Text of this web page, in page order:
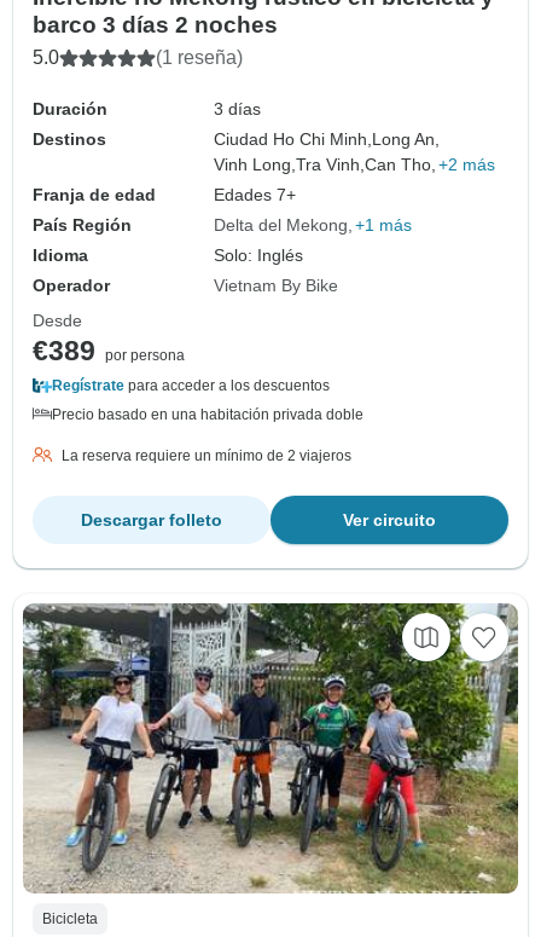
barco 3 días 2 noches
5.0 (1 reseña)
Duración
3 días
Destinos
Ciudad Ho Chi Minh,Long An,
Vinh Long,Tra Vinh,Can Tho, +2 más
Franja de edad
Edades 7+
País Región
Delta del Mekong +1 más
Idioma
Solo: Inglés
Operador
Vietnam By Bike
Desde
€389
por persona
Regístrate para acceder a los descuentos
Precio basado en una habitación privada doble
La reserva requiere un mínimo de 2 viajeros
Ver circuito
Descargar folleto
Bicicleta